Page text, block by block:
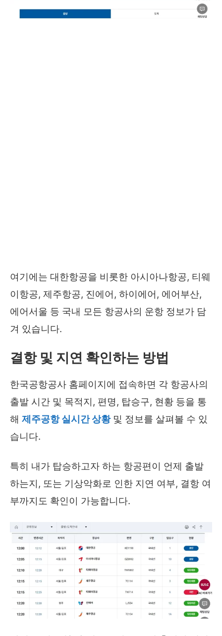
여기에는 대한항공을 비롯한 아시아나항공, 티웨
이항공, 제주항공, 진에어, 하이에어, 에어부산,
에어서울 등 국내 모든 항공사의 운항 정보가 담
겨 있습니다.
결항 및 지연 확인하는 방법
한국공항공사 홈페이지에 접속하면 각 항공사의
출발 시간 및 목적지, 편명, 탑승구, 현황 등을 통
해 제주공항 실시간 상황및 정보를 살펴볼 수 있
습니다.
특히 내가 탑승하고자 하는 항공편이 언제 출발
하는지, 또는 기상악화로 인한 지연 여부, 결항 여
부까지도 확인이 가능합니다.